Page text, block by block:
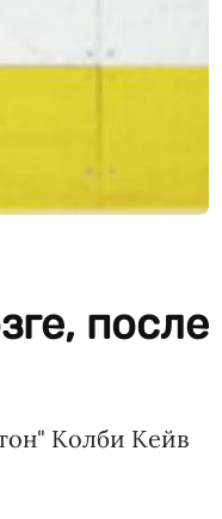
после
Колби Кейв